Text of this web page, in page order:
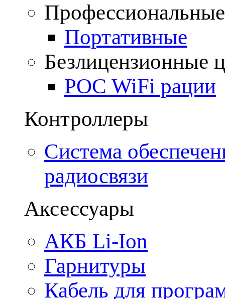
Портативные
Безлицензионные
POC WiFi рации
Контроллеры
Система
радиосвязи
Аксессуары
АКБ Li-Ion
Гарнитуры
Кабель для